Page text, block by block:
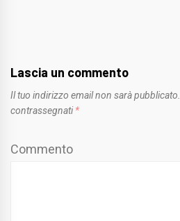
Lascia un commento
Il tuo indirizzo email non sarà pubblicato.
contrassegnati *
Commento